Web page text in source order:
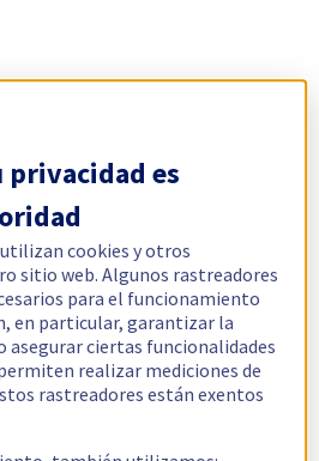
privacidad es
utilizan cookies y otros
sitio web. Algunos rastreadores
para el funcionamiento
en particular, garantizar la
asegurar ciertas funcionalidades
realizar mediciones de
rastreadores están exentos